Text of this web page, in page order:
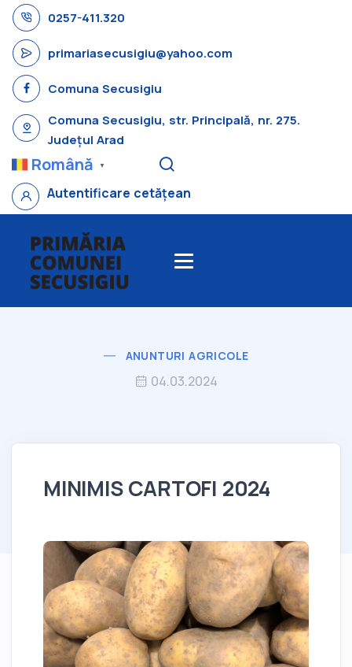
0257-411.320
primariasecusigiu@yahoo.com
Comuna Secusigiu
Comuna Secusigiu, str. Principală, nr. 275.
Județul Arad
Română ▼
Autentificare cetățean
ANUNTURI AGRICOLE
04.03.2024
MINIMIS CARTOFI 2024